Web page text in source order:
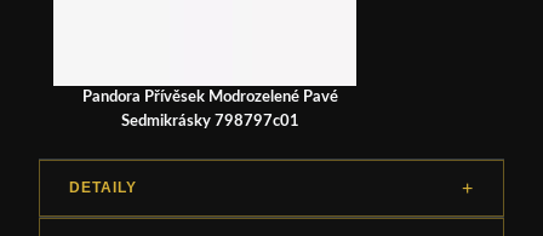
Pandora Přívěsek Modrozelené Pavé
Sedmikrásky 798797c01
DETAILY